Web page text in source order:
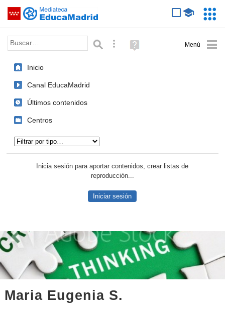
Saltar navegación
Palabra o frase: Búsqueda avanzada
Ayuda
(en
Inicio
Canal EducaMadrid
Últimos contenidos
Centros
Inicia sesión para aportar contenidos, crear listas de
reproducción...
Iniciar sesión
Maria Eugenia S.